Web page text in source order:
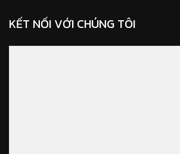
KẾT NỐI VỚI CHÚNG TÔI